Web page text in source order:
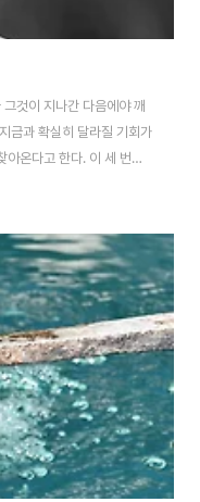
것이 지나간 다음에야 깨
금과 확실히 달라질 기회가
아온다고 한다. 이 세 번의
먹고, 입고, 자는 소위 의식
고 한다. 물론, 경우에 따
있다. 하지만 누구나 일
이것을 ‘천재일우(千載一
한다. 즉, 보통의 일상..